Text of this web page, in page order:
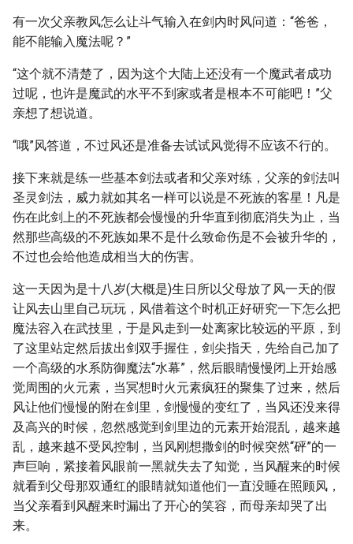
有一次父亲教风怎么让斗气输入在剑内时风问道：“爸爸，
能不能输入魔法呢？”
“这个就不清楚了，因为这个大陆上还没有一个魔武者成功
过呢，也许是魔武的水平不到家或者是根本不可能吧！”父
亲想了想说道。
“哦”风答道，不过风还是准备去试试风觉得不应该不行的。
接下来就是练一些基本剑法或者和父亲对练，父亲的剑法叫
圣灵剑法，威力就如其名一样可以说是不死族的客星！凡是
伤在此剑上的不死族都会慢慢的升华直到彻底消失为止，当
然那些高级的不死族如果不是什么致命伤是不会被升华的，
不过也会给他造成相当大的伤害。
这一天因为是十八岁(大概是)生日所以父母放了风一天的假
让风去山里自己玩玩，风借着这个时机正好研究一下怎么把
魔法容入在武技里，于是风走到一处离家比较远的平原，到
了这里站定然后拔出剑双手握住，剑尖指天，先给自己加了
一个高级的水系防御魔法“水幕”，然后眼睛慢慢闭上开始感
觉周围的火元素，当冥想时火元素疯狂的聚集了过来，然后
风让他们慢慢的附在剑里，剑慢慢的变红了，当风还没来得
及高兴的时候，忽然感觉到剑里边的元素开始混乱，越来越
乱，越来越不受风控制，当风刚想撒剑的时候突然“砰”的一
声巨响，紧接着风眼前一黑就失去了知觉，当风醒来的时候
就看到父母那双通红的眼睛就知道他们一直没睡在照顾风，
当父亲看到风醒来时漏出了开心的笑容，而母亲却哭了出
来。